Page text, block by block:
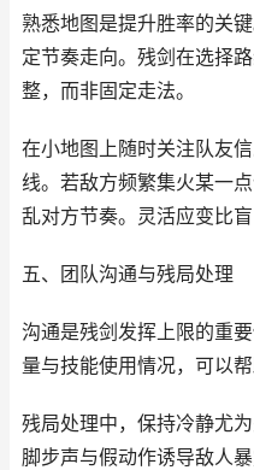
熟悉地图是提升胜率的关
定节奏走向。残剑在选择
整，而非固定走法。
在小地图上随时关注队友
线。若敌方频繁集火某一
乱对方节奏。灵活应变比盲
五、团队沟通与残局处理
沟通是残剑发挥上限的重
量与技能使用情况，可以帮
残局处理中，保持冷静尤
脚步声与假动作诱导敌人